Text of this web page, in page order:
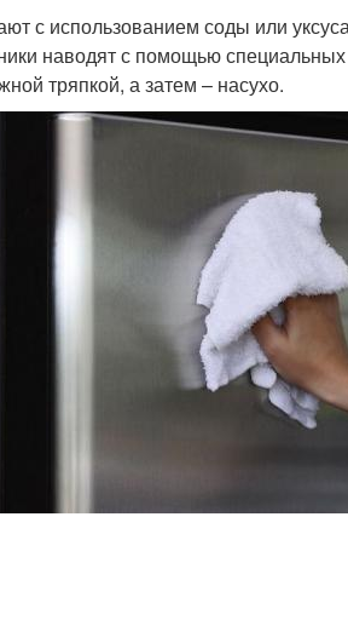
с использованием соды или
наводят с помощью
тряпкой, а затем – насухо.